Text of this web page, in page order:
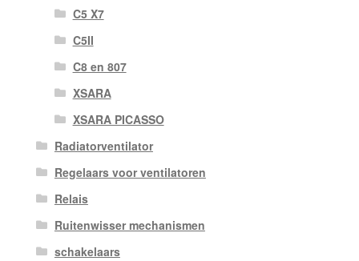
C5 X7
C5II
C8 en 807
XSARA
XSARA PICASSO
Radiatorventilator
Regelaars voor ventilatoren
Relais
Ruitenwisser mechanismen
schakelaars